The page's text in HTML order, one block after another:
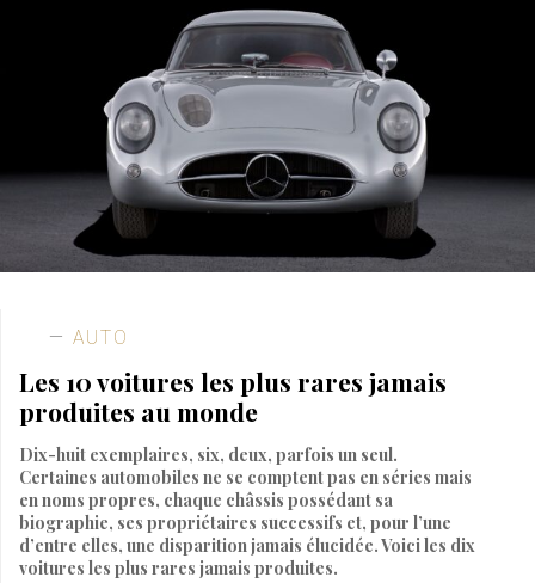
AUTO
Les 10 voitures les plus rares jamais
produites au monde
Dix-huit exemplaires, six, deux, parfois un seul.
Certaines automobiles ne se comptent pas en séries mais
en noms propres, chaque châssis possédant sa
biographie, ses propriétaires successifs et, pour l’une
d’entre elles, une disparition jamais élucidée. Voici les dix
voitures les plus rares jamais produites.